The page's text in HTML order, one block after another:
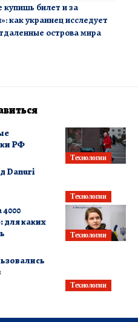
купишь билет и за
как украинец исследует
острова мира
Технологии
РФ
Технологии
Danuri
Технологии
каких
Технологии